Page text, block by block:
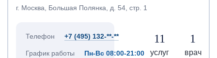
г. Москва, Большая Полянка, д. 54, стр. 1
Телефон +7 (495) 132-**-**
График работы Пн-Вс 08:00-21:00
11
услуг
1
врач